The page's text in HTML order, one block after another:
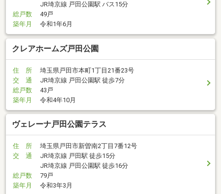
JR埼京線 戸田公園駅 バス15分
総戸数
49戸
築年月
令和1年6月
クレアホームズ戸田公園
住 所
埼玉県戸田市本町1丁目21番23号
交 通
JR埼京線 戸田公園駅 徒歩7分
総戸数
43戸
築年月
令和4年10月
ヴェレーナ戸田公園テラス
住 所
埼玉県戸田市新曽南2丁目7番12号
交 通
JR埼京線 戸田駅 徒歩15分
JR埼京線 戸田公園駅 徒歩16分
総戸数
79戸
築年月
令和3年3月